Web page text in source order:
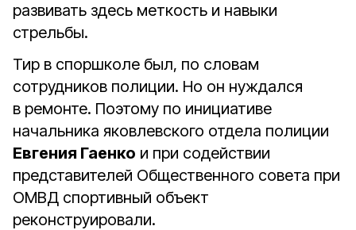
развивать здесь меткость и навыки
стрельбы.
Тир в споршколе был, по словам
сотрудников полиции. Но он нуждался
в ремонте. Поэтому по инициативе
начальника яковлевского отдела полиции
Евгения Гаенко и при содействии
представителей Общественного совета при
ОМВД спортивный объект
реконструировали.